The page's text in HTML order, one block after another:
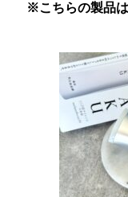
※こちらの製品は